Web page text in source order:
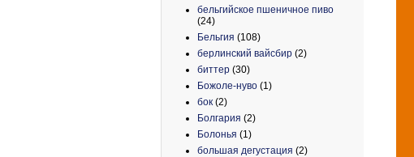
бельгийское пшеничное пиво
(24)
Бельгия (108)
берлинский вайсбир (2)
биттер (30)
Божоле-нуво (1)
бок (2)
Болгария (2)
Болонья (1)
большая дегустация (2)